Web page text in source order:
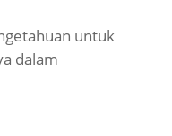
untuk
dalam